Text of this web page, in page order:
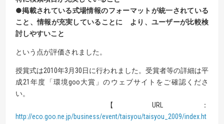
●掲載されている式場情報のフォーマットが統一されている
こと、情報が充実していることに より、ユーザーが比較検
討しやすいこと
という点が評価されました。
授賞式は2010年3月30日に行われました。受賞者等の詳細は平
成21年度「環境goo大賞」のウェブサイトをご確認くださ
い。
【URL：
http://eco.goo.ne.jp/business/event/taisyou/taisyou_2009/index.ht